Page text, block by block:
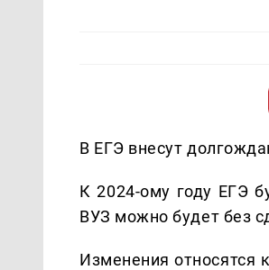
В ЕГЭ внесут
К 2024-ому году ЕГЭ
ВУЗ можно будет без
Изменения относятся